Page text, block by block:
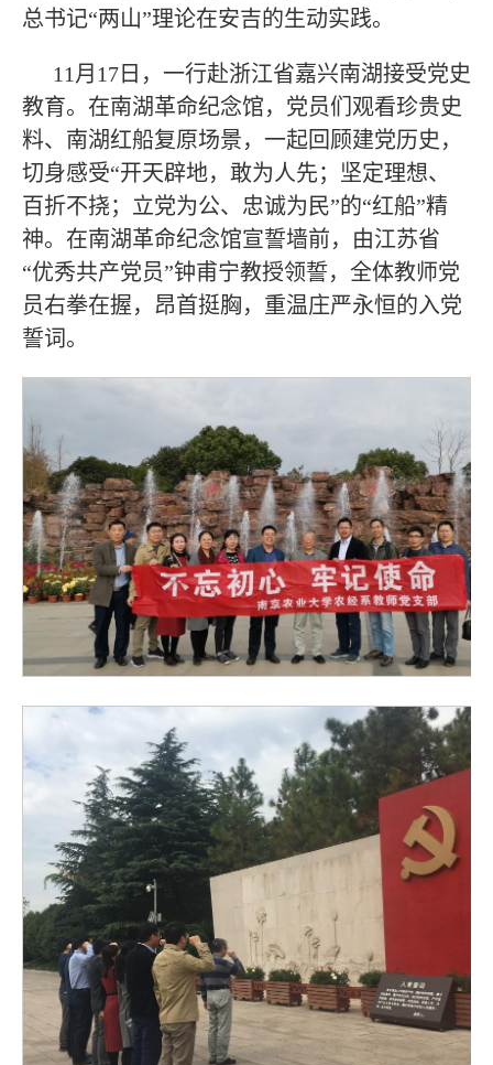
总书记“两山”理论在安吉的生动实践。
11月17日，一行赴浙江省嘉兴南湖接受党史
教育。在南湖革命纪念馆，党员们观看珍贵史
料、南湖红船复原场景，一起回顾建党历史，
切身感受“开天辟地，敢为人先；坚定理想、
百折不挠；立党为公、忠诚为民”的“红船”精
神。在南湖革命纪念馆宣誓墙前，由江苏省
“优秀共产党员”钟甫宁教授领誓，全体教师党
员右拳在握，昂首挺胸，重温庄严永恒的入党
誓词。